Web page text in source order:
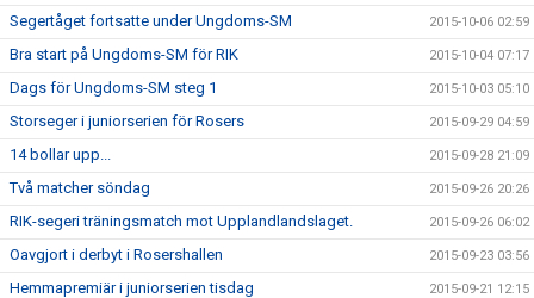
Segertåget fortsatte under Ungdoms-SM 2015-10-06 02:59
Bra start på Ungdoms-SM för RIK 2015-10-04 07:17
Dags för Ungdoms-SM steg 1 2015-10-03 05:10
Storseger i juniorserien för Rosers 2015-09-29 04:59
14 bollar upp... 2015-09-28 21:09
Två matcher söndag 2015-09-26 20:26
RIK-segeri träningsmatch mot Upplandlandslaget. 2015-09-26 06:02
Oavgjort i derbyt i Rosershallen 2015-09-23 03:56
Hemmapremiär i juniorserien tisdag 2015-09-21 12:15